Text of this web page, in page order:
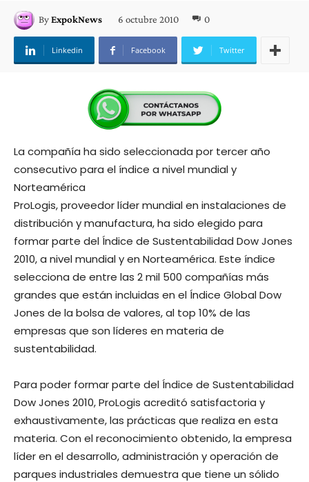
ByExpokNews 6 octubre 2010 0
Linkedin Facebook Twitter
La compañía ha sido seleccionada por tercer año
consecutivo para el índice a nivel mundial y
Norteamérica
ProLogis, proveedor líder mundial en instalaciones de
distribución y manufactura, ha sido elegido para
formar parte del Índice de Sustentabilidad Dow Jones
2010, a nivel mundial y en Norteamérica. Este índice
selecciona de entre las 2 mil 500 compañías más
grandes que están incluidas en el Índice Global Dow
Jones de la bolsa de valores, al top 10% de las
empresas que son líderes en materia de
sustentabilidad.
Para poder formar parte del Índice de Sustentabilidad
Dow Jones 2010, ProLogis acreditó satisfactoria y
exhaustivamente, las prácticas que realiza en esta
materia. Con el reconocimiento obtenido, la empresa
líder en el desarrollo, administración y operación de
parques industriales demuestra que tiene un sólido